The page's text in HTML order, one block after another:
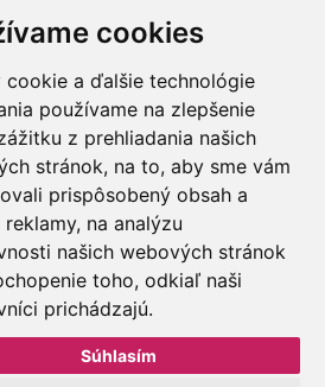
cookies
cookie a ďalšie technológie
používame na zlepšenie
z prehliadania našich
stránok, na to, aby sme vám
prispôsobený obsah a
reklamy, na analýzu
našich webových stránok
toho, odkiaľ naši
prichádzajú.
Súhlasím
a webových stránek Zlín